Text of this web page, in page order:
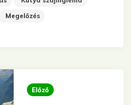
Megelőzés
Előző